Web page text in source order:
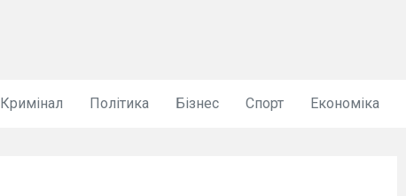
Кримінал Політика Бізнес Спорт Економіка